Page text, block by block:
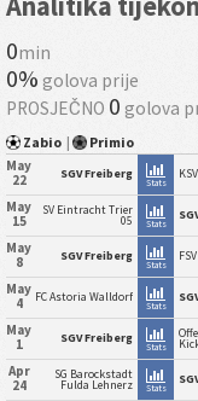
0min
0% golova prije
PROSJEČNO 0 golova
Zabio | Primio
May
22
SGV Freiberg
Stats
May
15
SV Eintracht Trier
05 Stats
May
8
SGV Freiberg
Stats
May
4
FC Astoria Walldorf
Stats
May
1
SGV Freiberg
Stats
Apr
24
SG Barockstadt
Fulda Lehnerz Stats